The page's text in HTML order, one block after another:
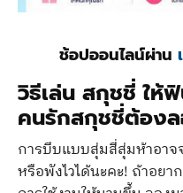
ช้อปออนไลน์ผ่าน
วิธีเล่น สกุชชี่ ให้
คนรักสกุชชี่ต้อง
การบีบแบบสุ่มสี่สุ่มห้าอาจ
หรือพังไวได้นะคะ! ถ้าอย